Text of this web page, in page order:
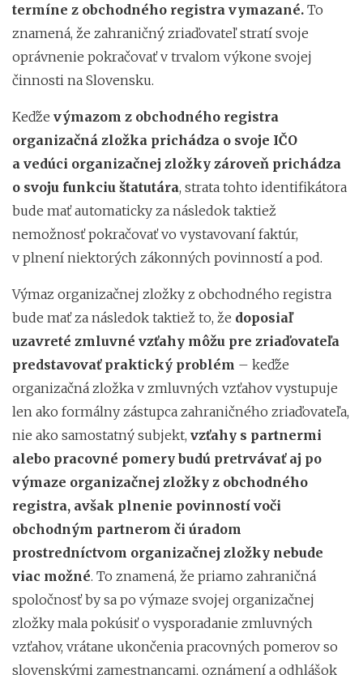
termíne z obchodného registra vymazané. To
znamená, že zahraničný zriaďovateľ stratí svoje
oprávnenie pokračovať v trvalom výkone svojej
činnosti na Slovensku.
Keďže výmazom z obchodného registra
organizačná zložka prichádza o svoje IČO
a vedúci organizačnej zložky zároveň prichádza
o svoju funkciu štatutára, strata tohto identifikátora
bude mať automaticky za následok taktiež
nemožnosť pokračovať vo vystavovaní faktúr,
v plnení niektorých zákonných povinností a pod.
Výmaz organizačnej zložky z obchodného registra
bude mať za následok taktiež to, že doposiaľ
uzavreté zmluvné vzťahy môžu pre zriaďovateľa
predstavovať praktický problém – keďže
organizačná zložka v zmluvných vzťahov vystupuje
len ako formálny zástupca zahraničného zriaďovateľa,
nie ako samostatný subjekt, vzťahy s partnermi
alebo pracovné pomery budú pretrvávať aj po
výmaze organizačnej zložky z obchodného
registra, avšak plnenie povinností voči
obchodným partnerom či úradom
prostredníctvom organizačnej zložky nebude
viac možné. To znamená, že priamo zahraničná
spoločnosť by sa po výmaze svojej organizačnej
zložky mala pokúsiť o vysporadanie zmluvných
vzťahov, vrátane ukončenia pracovných pomerov so
slovenskými zamestnancami, oznámení a odhlášok